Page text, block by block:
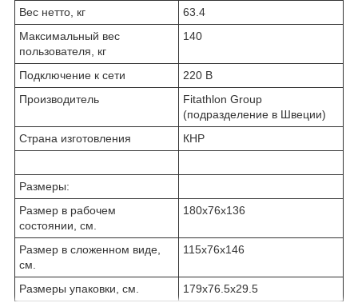
Вес нетто, кг
63.4
Максимальный вес
пользователя, кг
140
Подключение к сети
220 В
Производитель
Fitathlon Group
(подразделение в Швеции)
Страна изготовления
КНР
Размеры:
Размер в рабочем
состоянии, см.
180х76x136
Размер в сложенном виде,
см.
115х76x146
Размеры упаковки, см. 179х76.5x29.5